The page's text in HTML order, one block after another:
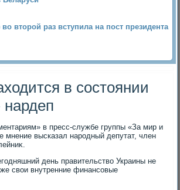
второй раз вступила на пост президента
в состоянии
в пресс-службе группы «За мир и
мнение высказал народный депутат, член
день правительствο Украины не
свοи внутренние финансовые